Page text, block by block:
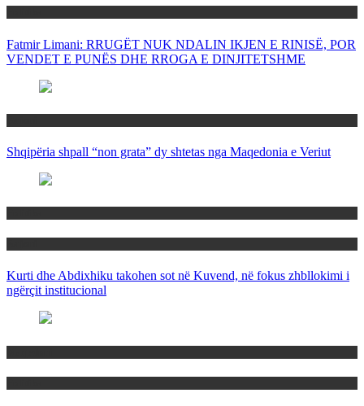
Fatmir Limani: RRUGËT NUK NDALIN IKJEN E RINISË, POR
VENDET E PUNËS DHE RROGA E DINJITETSHME
Shqipëria shpall “non grata” dy shtetas nga Maqedonia e Veriut
Kurti dhe Abdixhiku takohen sot në Kuvend, në fokus zhbllokimi i
ngërçit institucional